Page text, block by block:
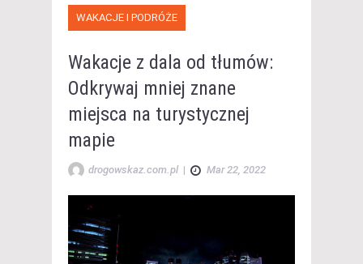
WAKACJE I PODRÓŻE
Wakacje z dala od tłumów:
Odkrywaj mniej znane
miejsca na turystycznej
mapie
drogowskaz.com.pl | Mar 22, 2022